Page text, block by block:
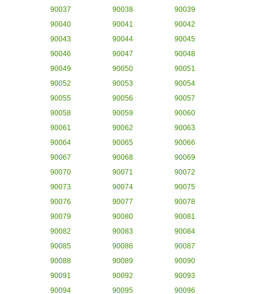
90037
90038
90039
90040
90041
90042
90043
90044
90045
90046
90047
90048
90049
90050
90051
90052
90053
90054
90055
90056
90057
90058
90059
90060
90061
90062
90063
90064
90065
90066
90067
90068
90069
90070
90071
90072
90073
90074
90075
90076
90077
90078
90079
90080
90081
90082
90083
90084
90085
90086
90087
90088
90089
90090
90091
90092
90093
90094
90095 90096